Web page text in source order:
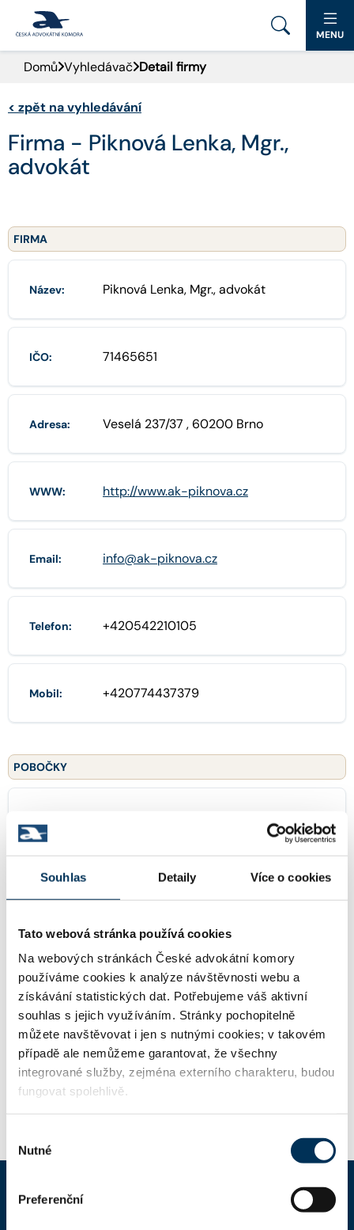
Souhlas Detaily Více o cookies
Tato webová stránka používá cookies
Na webových stránkách České advokátní komory
používáme cookies k analýze návštěvnosti webu a
získávání statistických dat. Potřebujeme váš aktivní
souhlas s jejich využíváním. Stránky pochopitelně
můžete navštěvovat i jen s nutnými cookies; v takovém
případě ale nemůžeme garantovat, že všechny
integrované služby, zejména externího charakteru, budou
fungovat spolehlivě.
souhlasu
Nutné
Preferenční
PORTÁL ČAK
DOMŮ
AKTUALITY
PRO VEŘEJNOST
MENU
Domů Vyhledávač Detail firmy
< zpět na vyhledávání
Firma - Piknová Lenka, Mgr.,
advokát
FIRMA
Název: Piknová Lenka, Mgr., advokát
IČO: 71465651
Adresa: Veselá 237/37 , 60200 Brno
WWW: http://www.ak-piknova.cz
Email: info@ak-piknova.cz
Telefon: +420542210105
Mobil: +420774437379
POBOČKY
Společník: Mgr. KRISTÝNA DVOŘÁKOVÁ
Stav: Aktivní
Společník: Mgr. VERONIKA KUTÁLKOVÁ
Stav: Aktivní